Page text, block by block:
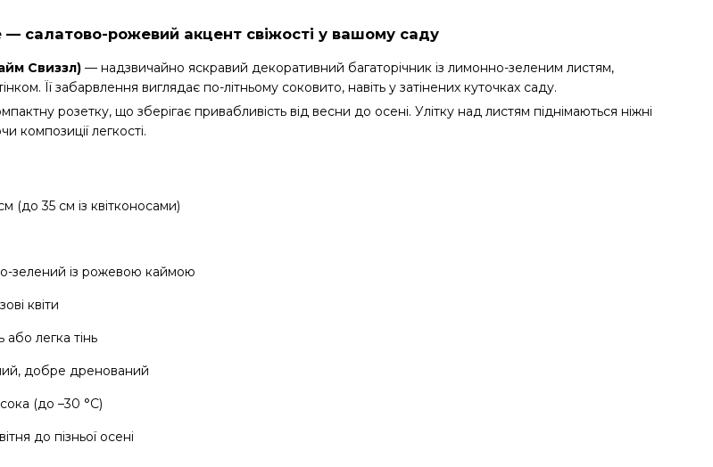
— салатово-рожевий акцент свіжості у вашому саду
Свиззл) — надзвичайно яскравий декоративний багаторічник із лимонно-зеленим листям,
Її забарвлення виглядає по-літньому соковито, навіть у затінених куточках саду.
розетку, що зберігає привабливість від весни до осені. Улітку над листям піднімаються ніжні
композиції легкості.
(до 35 см із квітконосами)
зелений із рожевою каймою
квіти
або легка тінь
добре дренований
(до –30 °C)
до пізньої осені